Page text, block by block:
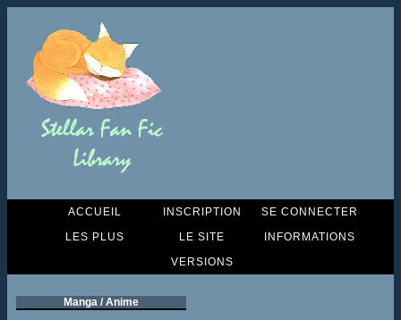
ACCUEIL INSCRIPTION
SE CONNECTER
LES PLUS
LE SITE
INFORMATIONS
VERSIONS
Manga / Anime